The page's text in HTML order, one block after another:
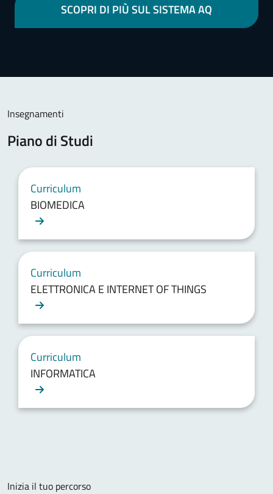
SCOPRI DI PIÙ SUL SISTEMA AQ
Insegnamenti
Piano di Studi
Curriculum
BIOMEDICA
Curriculum
ELETTRONICA E INTERNET OF THINGS
Curriculum
INFORMATICA
Inizia il tuo percorso